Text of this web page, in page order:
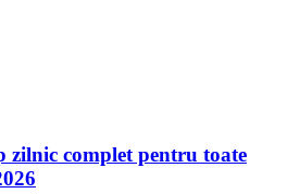
zilnic complet pentru toate